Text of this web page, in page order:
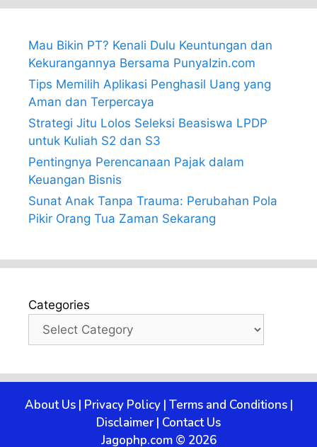
Mau Bikin PT? Kenali Dulu Keuntungan dan
Kekurangannya Bersama PunyaIzin.com
Tips Memilih Aplikasi Penghasil Uang yang
Aman dan Terpercaya
Strategi Jitu Lolos Seleksi Beasiswa LPDP
untuk Kuliah S2 dan S3
Pentingnya Perencanaan Pajak dalam
Keuangan Bisnis
Sunat Anak Tanpa Trauma: Perubahan Pola
Pikir Orang Tua Zaman Sekarang
Categories
About Us| Privacy Policy| Terms and Conditions|
Disclaimer | Contact Us
Jagophp.com © 2026